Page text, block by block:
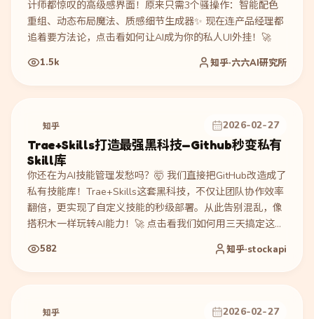
计师都惊叹的高级感界面！原来只需3个骚操作：智能配色
重组、动态布局魔法、质感细节生成器✨ 现在连产品经理都
追着要方法论，点击看如何让AI成为你的私人UI外挂！🚀
1.5k 知乎·六六AI研究所
知乎 2026-02-27
Trae+Skills打造最强黑科技—Github秒变私有
Skill库
你还在为AI技能管理发愁吗？🤯 我们直接把GitHub改造成了
私有技能库！Trae+Skills这套黑科技，不仅让团队协作效率
翻倍，更实现了自定义技能的秒级部署。从此告别混乱，像
搭积木一样玩转AI能力！🚀 点击看我们如何用三天搞定这套
582 知乎·stockapi
知乎 2026-02-27